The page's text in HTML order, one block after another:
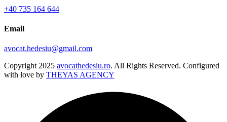
+40 735 164 644
Email
avocat.hedesiu@gmail.com
Copyright 2025 avocathedesiu.ro. All Rights Reserved. Configured
with love by THEYAS AGENCY